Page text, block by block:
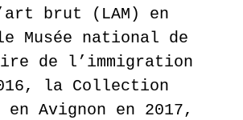
brut (LAM) en
Musée national de
de l’immigration
la Collection
en Avignon en 2017,